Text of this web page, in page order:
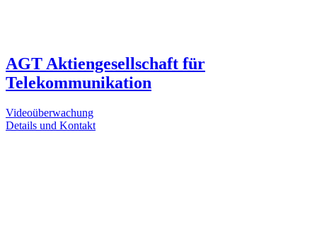
AGT Aktiengesellschaft für
Telekommunikation
Videoüberwachung
Details und Kontakt